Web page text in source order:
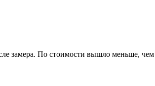
замера. По стоимости вышло меньше, чем